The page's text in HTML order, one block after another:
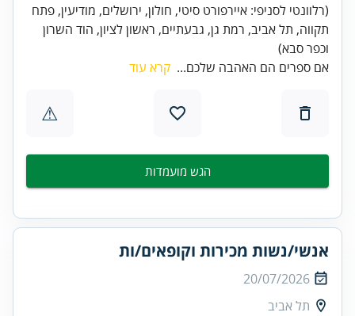
(רלוונטי לסניפי: איירפורט סיטי, חולון, ירושלים, מודיעין, פתח
תקווה, תל אביב, רמת גן, גבעתיים, ראשון לציון, הוד השרון
וכפר סבא)
אם ספרים הם האהבה שלכם... קרא עוד
⚠
הגש מועמדות
אנשי/נשות מכירות וקופאים/ות
20/07/2026
תל אביב